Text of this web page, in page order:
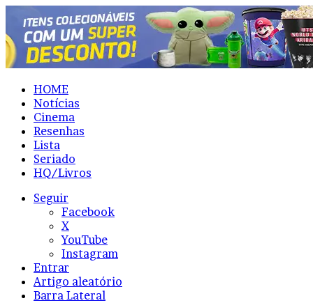
HOME
Notícias
Cinema
Resenhas
Lista
Seriado
HQ/Livros
Seguir
Facebook
X
YouTube
Instagram
Entrar
Artigo aleatório
Barra Lateral